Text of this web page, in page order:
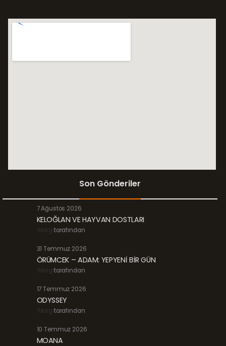
Son Gönderiler
7 Ağustos 2026
KELOĞLAN VE HAYVAN DOSTLARI
Margitarafından
31 Temmuz 2026
ÖRÜMCEK – ADAM: YEPYENİ BİR GÜN
Margitarafından
17 Temmuz 2026
ODYSSEY
Margitarafından
10 Temmuz 2026
MOANA